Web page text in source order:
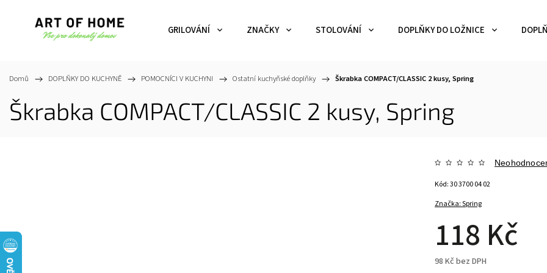
GRILOVÁNÍ ZNAČKY STOLOVÁNÍ DOPLŇKY DO LOŽNICE
Domů / DOPLŇKY DO KUCHYNĚ / POMOCNÍCI V KUCHYNI / Ostatní kuchyňské doplňky / Škrabka COMPACT/CLASSIC 2 kusy, Spring
Škrabka COMPACT/CLASSIC 2 kusy, Spring
Značka:Spring
118 Kč
98 Kč bez DPH
Kód:30 3700 04 02